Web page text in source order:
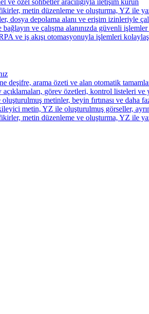
ve özel sohbetler aracılığıyla iletişim kurun
metin düzenleme ve oluşturma, YZ ile
dosya depolama alanı ve erişim izinleriyle
ve çalışma alanınızda güvenli
ve iş akışı otomasyonuyla işlemleri
deşifre, arama özeti ve alan otomatik
görev özetleri, kontrol listeleri ve
metinler, beyin fırtınası ve daha
metin, YZ ile oluşturulmuş görseller,
metin düzenleme ve oluşturma, YZ ile